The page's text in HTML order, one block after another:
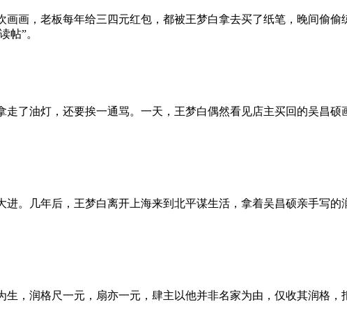
画，老板每年给三四元红包，都被王梦白拿去买了纸笔，晚间偷
帖”。
了油灯，还要挨一通骂。一天，王梦白偶然看见店主买回的吴昌
。几年后，王梦白离开上海来到北平谋生活，拿着吴昌硕亲手写
，润格尺一元，扇亦一元，肆主以他并非名家为由，仅收其润格